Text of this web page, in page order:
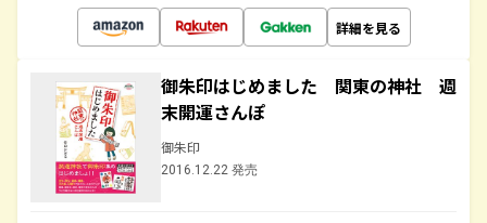
詳細を見る
御朱印はじめました 関東の神社 週
末開運さんぽ
御朱印
2016.12.22 発売